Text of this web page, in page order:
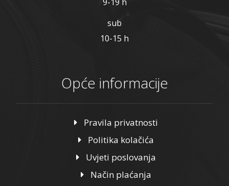
sub
10-15 h
Opće informacije
Pravila privatnosti
Politika kolačića
Uvjeti poslovanja
Način plaćanja